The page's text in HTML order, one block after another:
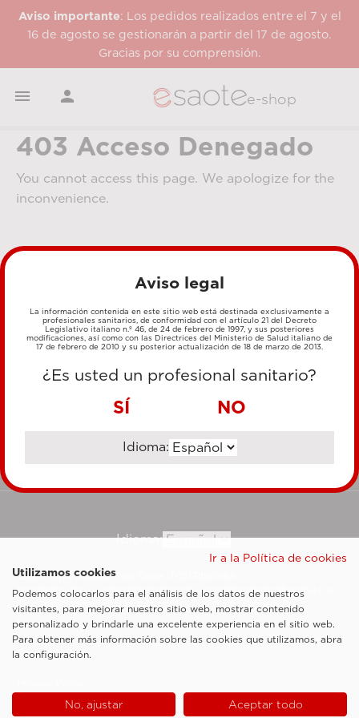
Aviso importante: Los pedidos realizados entre el 7 y el
16 de agosto se gestionarán a partir del 17 de agosto.
Gracias por su comprensión.
  e-shop
403 Acceso Denegado
You cannot access this page. We apologize for the
inconvenience.
MÉTODOS DE PAGO
TRANSFERENCIA BANCARIA
Idioma:
Esaote SpA ©2026 - Vat Code IT05131180969
Sociedad sujeta a la actividad de dirección y coordinación de Shanghai Luzi
Enterprise Management Consultancy Center (Limited Partnership)
Notas legales
Cookie Policy
Aviso legal
La información contenida en este sitio web está destinada exclusivamente a
profesionales sanitarios, de conformidad con el artículo 21 del Decreto
Legislativo italiano n.º 46, de 24 de febrero de 1997, y sus posteriores
modificaciones, así como con las Directrices del Ministerio de Salud italiano de
17 de febrero de 2010 y su posterior actualización de 18 de marzo de 2013.
¿Es usted un profesional sanitario?
SÍ NO
Idioma:
Ir a la Política de cookies
Utilizamos cookies
Podemos colocarlos para el análisis de los datos de nuestros
visitantes, para mejorar nuestro sitio web, mostrar contenido
personalizado y brindarle una excelente experiencia en el sitio web.
Para obtener más información sobre las cookies que utilizamos, abra
la configuración.
No, ajustar Aceptar todo